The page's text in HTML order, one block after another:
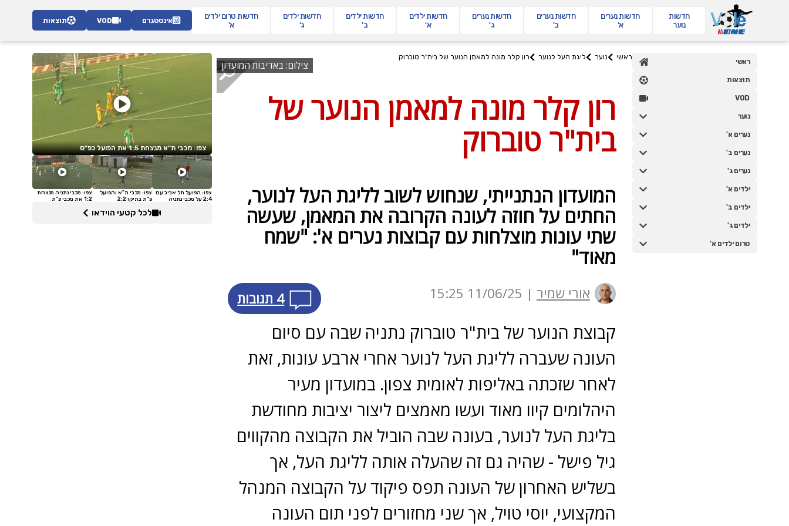
חדשות
נוער
חדשותנערים
א'
חדשותנערים
ב'
חדשותנערים
ג'
חדשותילדים
א'
חדשותילדים
ב'
חדשותילדים
ג'
חדשות טרום ילדים
א'
אינסטגרם VOD תוצאות
ראשי
תוצאות
VOD
נוער
נערים א'
נערים ב'
נערים ג'
ילדים א'
ילדים ב'
ילדים ג'
טרום ילדים א'
ראשי נוער ליגת העל לנוער רון קלר מונה למאמן הנוער של בית"ר טוברוק
צפו: מכבי ת"א מנצחת 1:5 את הפועל כפ"ס
צפו: הפועל תל אביב עם
2:4 על מכבי נתניה
צפו: מכבי ת"א והפועל
פ"ת בתיקו 2:2
צפו: מכבי נתניה מנצחת
1:2 את מכבי פ"ת
לכל קטעי הוידאו